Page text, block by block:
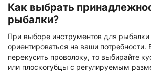
Как выбрать
рыбалки?
При выборе инструментов для
ориентироваться на ваши
перекусить проволоку, то выбирайте
или плоскогубцы с регулируемым